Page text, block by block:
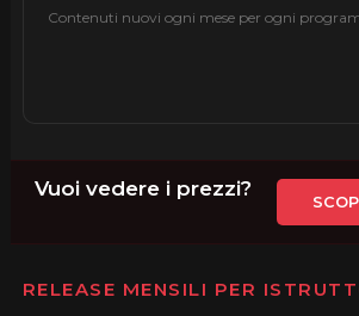
Contenuti nuovi ogni mese per ogni
Vuoi vedere i prezzi?
RELEASE MENSILI PER